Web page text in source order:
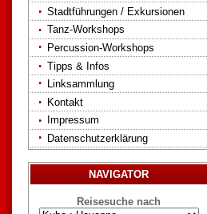
Stadtführungen / Exkursionen
Tanz-Workshops
Percussion-Workshops
Tipps & Infos
Linksammlung
Kontakt
Impressum
Datenschutzerklärung
NAVIGATOR
Reisesuche nach